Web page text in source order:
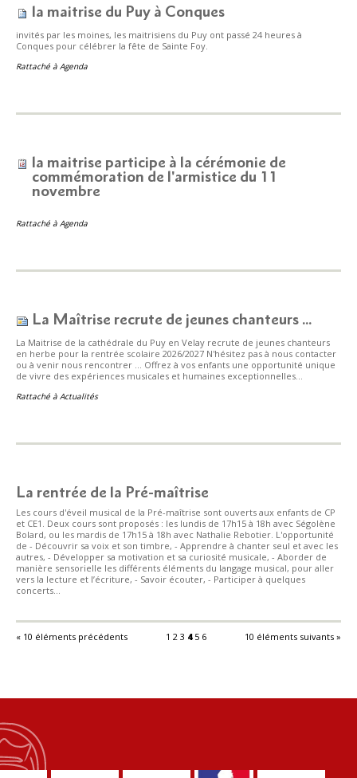
la maitrise du Puy à Conques
invités par les moines, les maitrisiens du Puy ont passé 24 heures à
Conques pour célébrer la fête de Sainte Foy.
Rattaché à Agenda
la maitrise participe à la cérémonie de
commémoration de l'armistice du 11
novembre
Rattaché à Agenda
La Maîtrise recrute de jeunes chanteurs ...
La Maitrise de la cathédrale du Puy en Velay recrute de jeunes chanteurs
en herbe pour la rentrée scolaire 2026/2027 N'hésitez pas à nous contacter
ou à venir nous rencontrer ... Offrez à vos enfants une opportunité unique
de vivre des expériences musicales et humaines exceptionnelles...
Rattaché à Actualités
La rentrée de la Pré-maîtrise
Les cours d'éveil musical de la Pré-maîtrise sont ouverts aux enfants de CP
et CE1. Deux cours sont proposés : les lundis de 17h15 à 18h avec Ségolène
Bolard, ou les mardis de 17h15 à 18h avec Nathalie Rebotier. L'opportunité
de - Découvrir sa voix et son timbre, - Apprendre à chanter seul et avec les
autres, - Développer sa motivation et sa curiosité musicale, - Aborder de
manière sensorielle les différents éléments du langage musical, pour aller
vers la lecture et l’écriture, - Savoir écouter, - Participer à quelques
concerts...
« 10 éléments précédents 10 éléments suivants »
1 2 3 4 5 6